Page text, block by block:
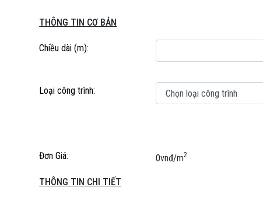
THÔNG TIN CƠ BẢN
Chiều dài (m):
Loại công trình:
Đơn Giá: 0vnđ/m2
THÔNG TIN CHI TIẾT